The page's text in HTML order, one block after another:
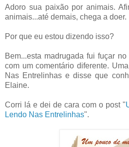
Adoro sua paixão por animais.
animais...até demais, chega a doer.
Por que eu estou dizendo isso?
Bem...esta madrugada fuifuçar no
com um comentário diferente.
Nas Entrelinhas e disse que
Elaine.
Corri lá e dei de cara com o post"
Lendo Nas Entrelinhas".